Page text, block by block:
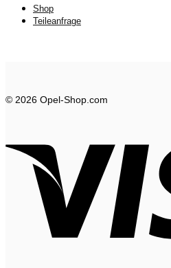
Shop
Teileanfrage
© 2026 Opel-Shop.com